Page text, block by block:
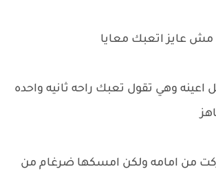
عايز اتعبك معايا
وهي تقول تعبك راحه ثانيه واحده
من امامه ولكن امسكها ضرغام من